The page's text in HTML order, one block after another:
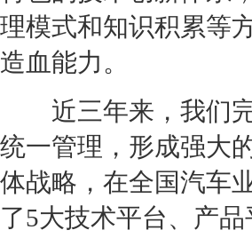
理模式和知识积累等
造血能力。
近三年来，我们完
统一管理，形成强大
体战略，在全国汽车
了5大技术平台、产